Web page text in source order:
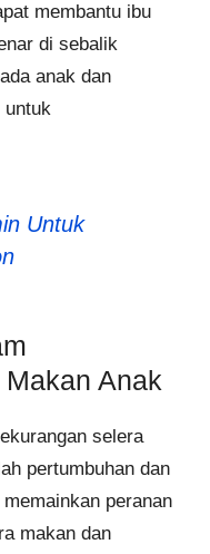
membantu ibu
di sebalik
anak dan
untuk
Untuk
Anak
selera
pertumbuhan dan
peranan
makan dan